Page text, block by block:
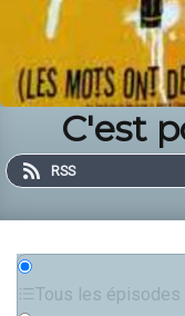
C'est
RSS
Tous les épisodes